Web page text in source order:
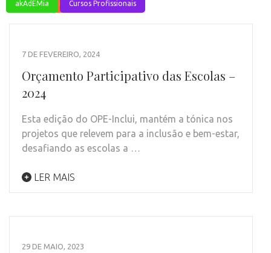
AVISOS Notícias
akAdEMia Cursos Profissionais
akAdEMia
7 DE FEVEREIRO, 2024
Orçamento Participativo das Escolas –
2024
Esta edição do OPE-Inclui, mantém a tónica nos
projetos que relevem para a inclusão e bem-estar,
desafiando as escolas a …
LER MAIS
29 DE MAIO, 2023